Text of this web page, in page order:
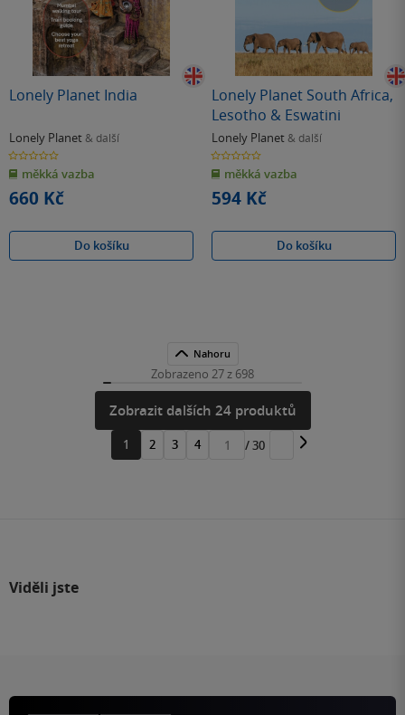
Lonely Planet India
Lonely Planet & další
0.0
z
5
hvězdiček
měkká vazba
660 Kč
Do košíku
Lonely Planet South Africa,
Lesotho & Eswatini
Lonely Planet & další
0.0
z
5
hvězdiček
měkká vazba
594 Kč
Do košíku
Nahoru
Zobrazeno 27 z 698
Zobrazit dalších 24 produktů
1 2 3 4
Přejít
/ 30
Viděli jste